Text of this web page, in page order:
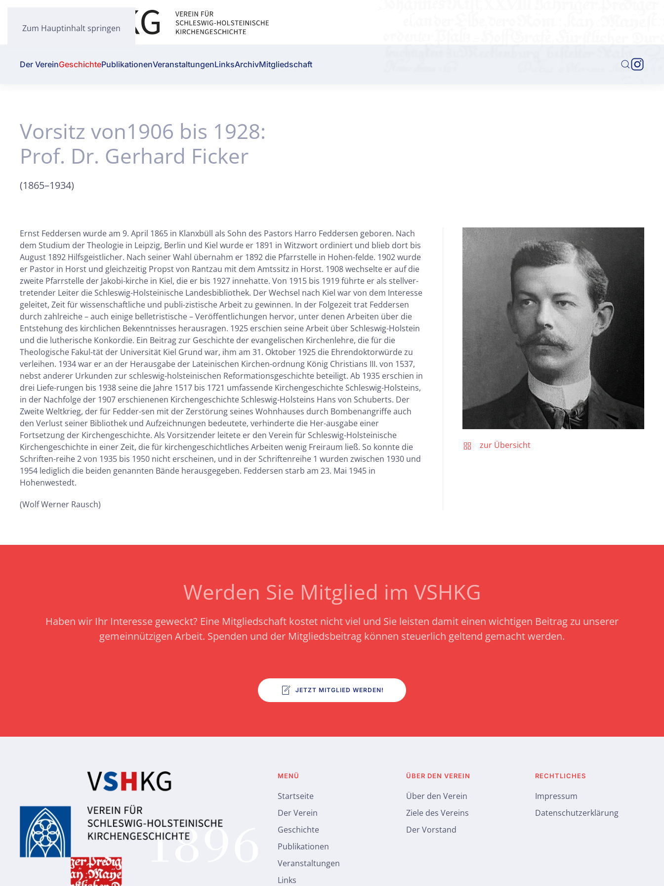
Zum Hauptinhalt springen
Der VereinGeschichtePublikationenVeranstaltungenLinksArchivMitgliedschaft
Vorsitz von1906 bis 1928:
Prof. Dr. Gerhard Ficker
(1865–1934)
Ernst Feddersen wurde am 9. April 1865 in Klanxbüll als Sohn des Pastors Harro Feddersen geboren. Nach
dem Studium der Theologie in Leipzig, Berlin und Kiel wurde er 1891 in Witzwort ordiniert und blieb dort bis
August 1892 Hilfsgeistlicher. Nach seiner Wahl übernahm er 1892 die Pfarrstelle in Hohen-felde. 1902 wurde
er Pastor in Horst und gleichzeitig Propst von Rantzau mit dem Amtssitz in Horst. 1908 wechselte er auf die
zweite Pfarrstelle der Jakobi-kirche in Kiel, die er bis 1927 innehatte. Von 1915 bis 1919 führte er als stellver-
tretender Leiter die Schleswig-Holsteinische Landesbibliothek. Der Wechsel nach Kiel war von dem Interesse
geleitet, Zeit für wissenschaftliche und publi-zistische Arbeit zu gewinnen. In der Folgezeit trat Feddersen
durch zahlreiche – auch einige belletristische – Veröffentlichungen hervor, unter denen Arbeiten über die
Entstehung des kirchlichen Bekenntnisses herausragen. 1925 erschien seine Arbeit über Schleswig-Holstein
und die lutherische Konkordie. Ein Beitrag zur Geschichte der evangelischen Kirchenlehre, die für die
Theologische Fakul-tät der Universität Kiel Grund war, ihm am 31. Oktober 1925 die Ehrendoktorwürde zu
verleihen. 1934 war er an der Herausgabe der Lateinischen Kirchen-ordnung König Christians III. von 1537,
nebst anderer Urkunden zur schleswig-holsteinischen Reformationsgeschichte beteiligt. Ab 1935 erschien in
drei Liefe-rungen bis 1938 seine die Jahre 1517 bis 1721 umfassende Kirchengeschichte Schleswig-Holsteins,
in der Nachfolge der 1907 erschienenen Kirchengeschichte Schleswig-Holsteins Hans von Schuberts. Der
Zweite Weltkrieg, der für Fedder-sen mit der Zerstörung seines Wohnhauses durch Bombenangriffe auch
den Verlust seiner Bibliothek und Aufzeichnungen bedeutete, verhinderte die Her-ausgabe einer
Fortsetzung der Kirchengeschichte. Als Vorsitzender leitete er den Verein für Schleswig-Holsteinische
Kirchengeschichte in einer Zeit, die für kirchengeschichtliches Arbeiten wenig Freiraum ließ. So konnte die
Schriften-reihe 2 von 1935 bis 1950 nicht erscheinen, und in der Schriftenreihe 1 wurden zwischen 1930 und
1954 lediglich die beiden genannten Bände herausgegeben. Feddersen starb am 23. Mai 1945 in
Hohenwestedt.
(Wolf Werner Rausch)
zur Übersicht
Werden Sie Mitglied im VSHKG
Haben wir Ihr Interesse geweckt? Eine Mitgliedschaft kostet nicht viel und Sie leisten damit einen wichtigen Beitrag zu unserer
gemeinnützigen Arbeit. Spenden und der Mitgliedsbeitrag können steuerlich geltend gemacht werden.
JETZT MITGLIED WERDEN!
MENÜ
Startseite
Der Verein
Geschichte
Publikationen
Veranstaltungen
Links
ÜBER DEN VEREIN
Über den Verein
Ziele des Vereins
Der Vorstand
RECHTLICHES
Impressum
Datenschutzerklärung